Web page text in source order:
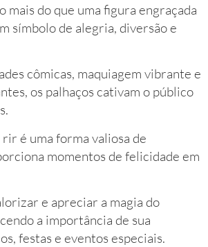
mais do que uma figura engraçada
símbolo de alegria, diversão e
cômicas, maquiagem vibrante e
os palhaços cativam o público
é uma forma valiosa de
momentos de felicidade em
e apreciar a magia do
a importância de sua
festas e eventos especiais.